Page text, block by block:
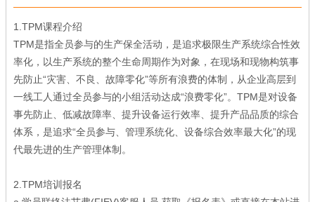
1.TPM课程介绍
TPM是指全员参与的生产保全活动，是追求极限生产系统综合性效
率化，以生产系统的整个生命周期作为对象，在现场和现物构筑事
先防止“灾害、不良、故障零化”等所有浪费的体制，从企业高层到
一线工人通过全员参与的小组活动达成“浪费零化”。TPM是对设备
事先防止、低减故障率、提升设备运行效率、提升产品品质的综合
体系，是追求“全员参与、管理系统化、设备综合效率最大化”的现
代最先进的生产管理体制。
2.TPM培训报名